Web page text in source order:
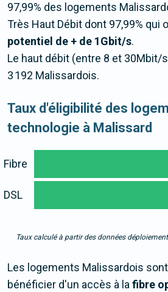
97,99% des logements
Très Haut Débit dont 97,99% qui
potentiel de + de 1Gbit/s.
Le haut débit (entre 8 et 30Mbit/
3 192 Malissardois.
Taux d'éligibilité des
technologie à Malissard
Fibre
DSL
Taux calculé à partir des données
Les logements Malissardois
bénéficier d'un accès à lafibre